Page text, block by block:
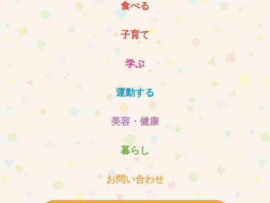
食べる
子育て
学ぶ
運動する
美容・健康
暮らし
お問い合わせ